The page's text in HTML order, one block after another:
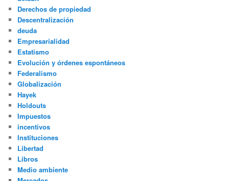
Derechos de propiedad
Descentralización
deuda
Empresarialidad
Estatismo
Evolución y órdenes espontáneos
Federalismo
Globalización
Hayek
Holdouts
Impuestos
incentivos
Instituciones
Libertad
Libros
Medio ambiente